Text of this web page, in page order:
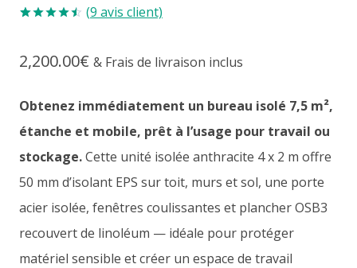
sur
notations
(9 avis client)
2,200.00€ & Frais de livraison inclus
Obtenez immédiatement un bureau isolé 7,5 m²,
étanche et mobile, prêt à l’usage pour travail ou
stockage.Cette unité isolée anthracite 4 x 2 m offre
50 mm d’isolant EPS sur toit, murs et sol, une porte
acier isolée, fenêtres coulissantes et plancher OSB3
recouvert de linoléum — idéale pour protéger
matériel sensible et créer un espace de travail